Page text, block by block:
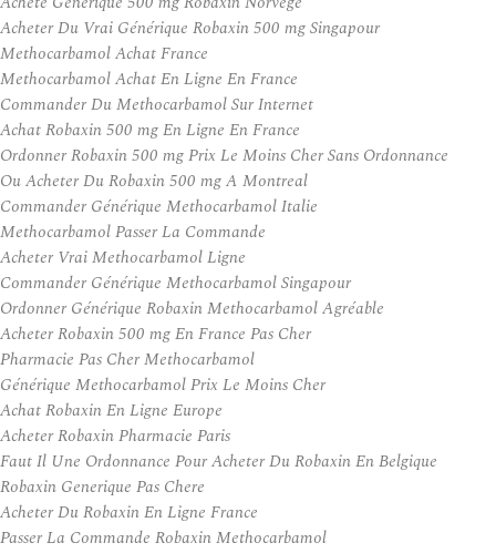
Acheter Du Vrai Générique Robaxin 500 mg Singapour
Methocarbamol Achat France
Methocarbamol Achat En Ligne En France
Commander Du Methocarbamol Sur Internet
Achat Robaxin 500 mg En Ligne En France
Ordonner Robaxin 500 mg Prix Le Moins Cher Sans Ordonnance
Ou Acheter Du Robaxin 500 mg A Montreal
Commander Générique Methocarbamol Italie
Methocarbamol Passer La Commande
Acheter Vrai Methocarbamol Ligne
Commander Générique Methocarbamol Singapour
Ordonner Générique Robaxin Methocarbamol Agréable
Acheter Robaxin 500 mg En France Pas Cher
Pharmacie Pas Cher Methocarbamol
Générique Methocarbamol Prix Le Moins Cher
Achat Robaxin En Ligne Europe
Acheter Robaxin Pharmacie Paris
Faut Il Une Ordonnance Pour Acheter Du Robaxin En Belgique
Robaxin Generique Pas Chere
Acheter Du Robaxin En Ligne France
Passer La Commande Robaxin Methocarbamol